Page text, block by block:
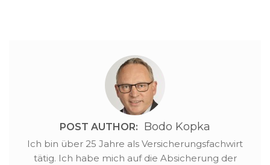
POST AUTHOR: Bodo Kopka
Ich bin über 25 Jahre als Versicherungsfachwirt
tätig. Ich habe mich auf die Absicherung der